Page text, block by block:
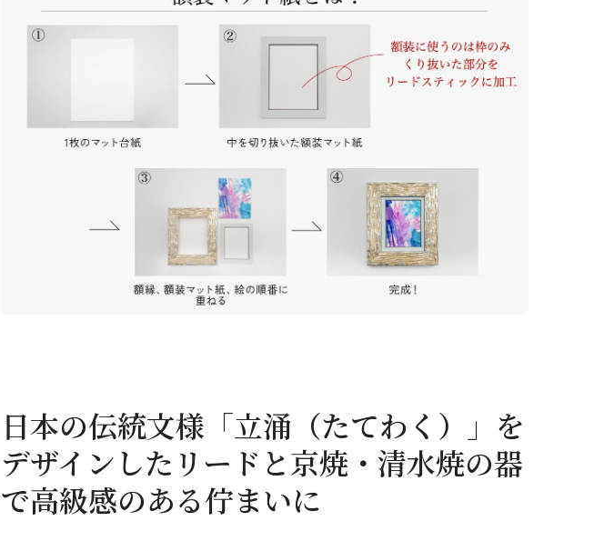
日本の伝統文様「立涌（たてわく）」を
デザインしたリードと京焼・清水焼の器
で高級感のある佇まいに